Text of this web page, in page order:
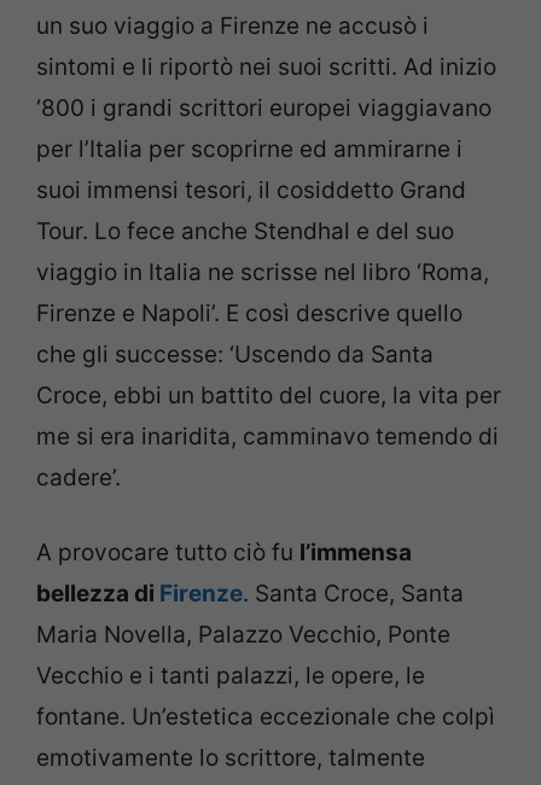
un suo viaggio a Firenze ne accusò i
sintomi e li riportò nei suoi scritti. Ad inizio
‘800 i grandi scrittori europei viaggiavano
per l’Italia per scoprirne ed ammirarne i
suoi immensi tesori, il cosiddetto Grand
Tour. Lo fece anche Stendhal e del suo
viaggio in Italia ne scrisse nel libro ‘Roma,
Firenze e Napoli’. E così descrive quello
che gli successe: ‘Uscendo da Santa
Croce, ebbi un battito del cuore, la vita per
me si era inaridita, camminavo temendo di
cadere’.
A provocare tutto ciò fu l’immensa
bellezza di Firenze. Santa Croce, Santa
Maria Novella, Palazzo Vecchio, Ponte
Vecchio e i tanti palazzi, le opere, le
fontane. Un’estetica eccezionale che colpì
emotivamente lo scrittore, talmente